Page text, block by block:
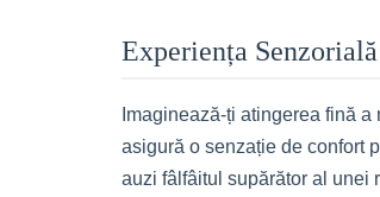
Experiența
Imaginează-ți atingerea fină
asigură o senzație de confort
auzi fâlfâitul supărător al unei